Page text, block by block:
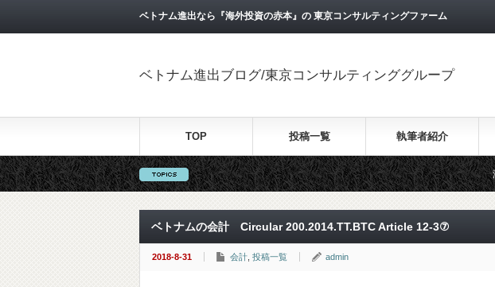
ベトナム進出なら『海外投資の赤本』の 東京コンサルティングファーム
ベトナム進出ブログ/東京コンサルティンググループ
TOP 投稿一覧 執筆者紹介
海外の最新ビジ
ベトナムの会計 Circular 200.2014.TT.BTC Article 12-3⑦
2018-8-31 会計 投稿一覧 admin